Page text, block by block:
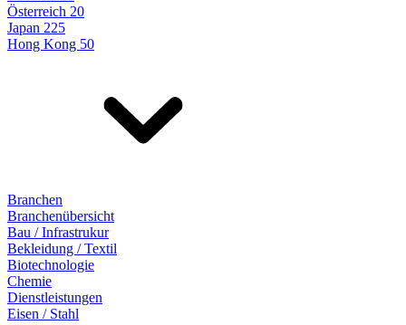
Österreich 20
Japan 225
Hong Kong 50
Branchen
Branchenübersicht
Bau / Infrastrukur
Bekleidung / Textil
Biotechnologie
Chemie
Dienstleistungen
Eisen / Stahl